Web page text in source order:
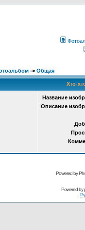
-> Общая
Хто-
Название
Описание
Powered by
Powered by